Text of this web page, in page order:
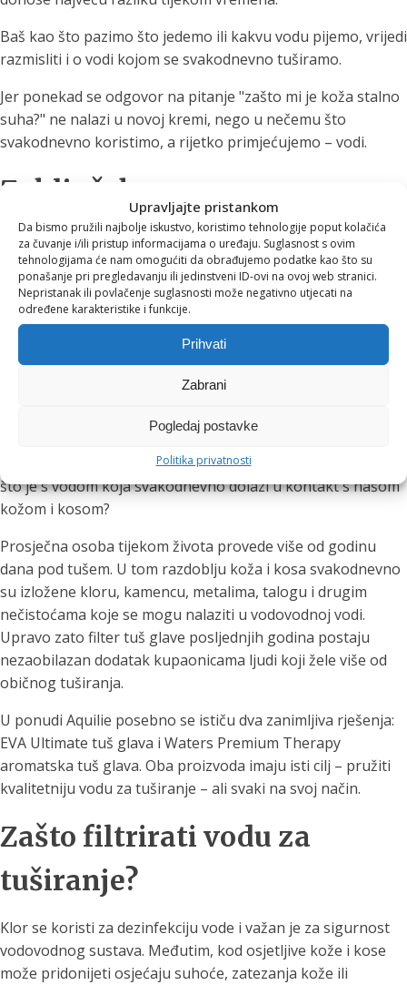
Upravljajte pristankom
Da bismo pružili najbolje iskustvo, koristimo tehnologije poput kolačića
za čuvanje i/ili pristup informacijama o uređaju. Suglasnost s ovim
tehnologijama će nam omogućiti da obrađujemo podatke kao što su
ponašanje pri pregledavanju ili jedinstveni ID-ovi na ovoj web stranici.
Nepristanak ili povlačenje suglasnosti može negativno utjecati na
određene karakteristike i funkcije.
Prihvati
Zabrani
Pogledaj postavke
Politika privatnosti
Baš kao što pazimo što jedemo ili kakvu vodu pijemo, vrijedi
razmisliti i o vodi kojom se svakodnevno tuširamo.
Jer ponekad se odgovor na pitanje "zašto mi je koža stalno
suha?" ne nalazi u novoj kremi, nego u nečemu što
svakodnevno koristimo, a rijetko primjećujemo – vodi.
Zaključak
Kvalitetna njega kože ne počinje nužno na polici s
kozmetikom.
Počinje razumijevanjem svih čimbenika koji utječu na našu
svakodnevicu, uključujući vodu s kojom dolazimo u kontakt
Ako želite da tuširanje bude više od rutine i postane
da obratite pažnju na ono što dolazi iz vaše tuš glave.
Koliko pažnje posvećujemo vodi koju pijemo? Sve više. No,
što je s vodom koja svakodnevno dolazi u kontakt s našom
kožom i kosom?
Prosječna osoba tijekom života provede više od godinu
dana pod tušem. U tom razdoblju koža i kosa svakodnevno
su izložene kloru, kamencu, metalima, talogu i drugim
nečistoćama koje se mogu nalaziti u vodovodnoj vodi.
Upravo zato filter tuš glave posljednjih godina postaju
nezaobilazan dodatak kupaonicama ljudi koji žele više od
običnog tuširanja.
U ponudi Aquilie posebno se ističu dva zanimljiva rješenja:
EVA Ultimate tuš glava i Waters Premium Therapy
aromatska tuš glava. Oba proizvoda imaju isti cilj – pružiti
kvalitetniju vodu za tuširanje – ali svaki na svoj način.
Zašto filtrirati vodu za
tuširanje?
Klor se koristi za dezinfekciju vode i važan je za sigurnost
vodovodnog sustava. Međutim, kod osjetljive kože i kose
može pridonijeti osjećaju suhoće, zatezanja kože ili